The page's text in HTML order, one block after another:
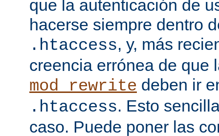
que la autenticación de
hacerse siempre dentro
.htaccess, y, más
creencia errónea de que
mod_rewrite deben ir
.htaccess. Esto
caso. Puede poner las